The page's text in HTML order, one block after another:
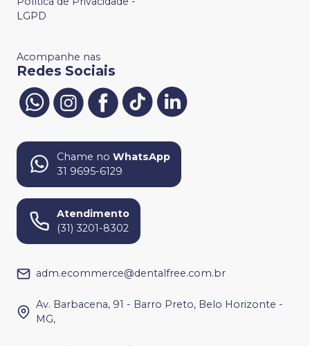
LGPD
Acompanhe nas
Redes Sociais
Chame no WhatsApp
31 9695-6129
Atendimento
(31) 3201-8302
adm.ecommerce@dentalfree.com.br
Av. Barbacena, 91 - Barro Preto, Belo Horizonte -
MG,